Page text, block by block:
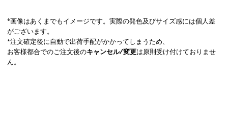
*画像はあくまでもイメージです。実際の発色及びサイズ感には個人差
がございます。
*注文確定後に自動で出荷手配がかかってしまうため、
お客様都合でのご注文後のキャンセル/変更は原則受け付けておりませ
ん。